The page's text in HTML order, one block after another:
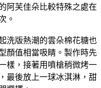
。
顏值相當吸睛。製作時先
樣，接著用噴槍稍微烤一
最後放上一球冰淇淋，甜
選擇。